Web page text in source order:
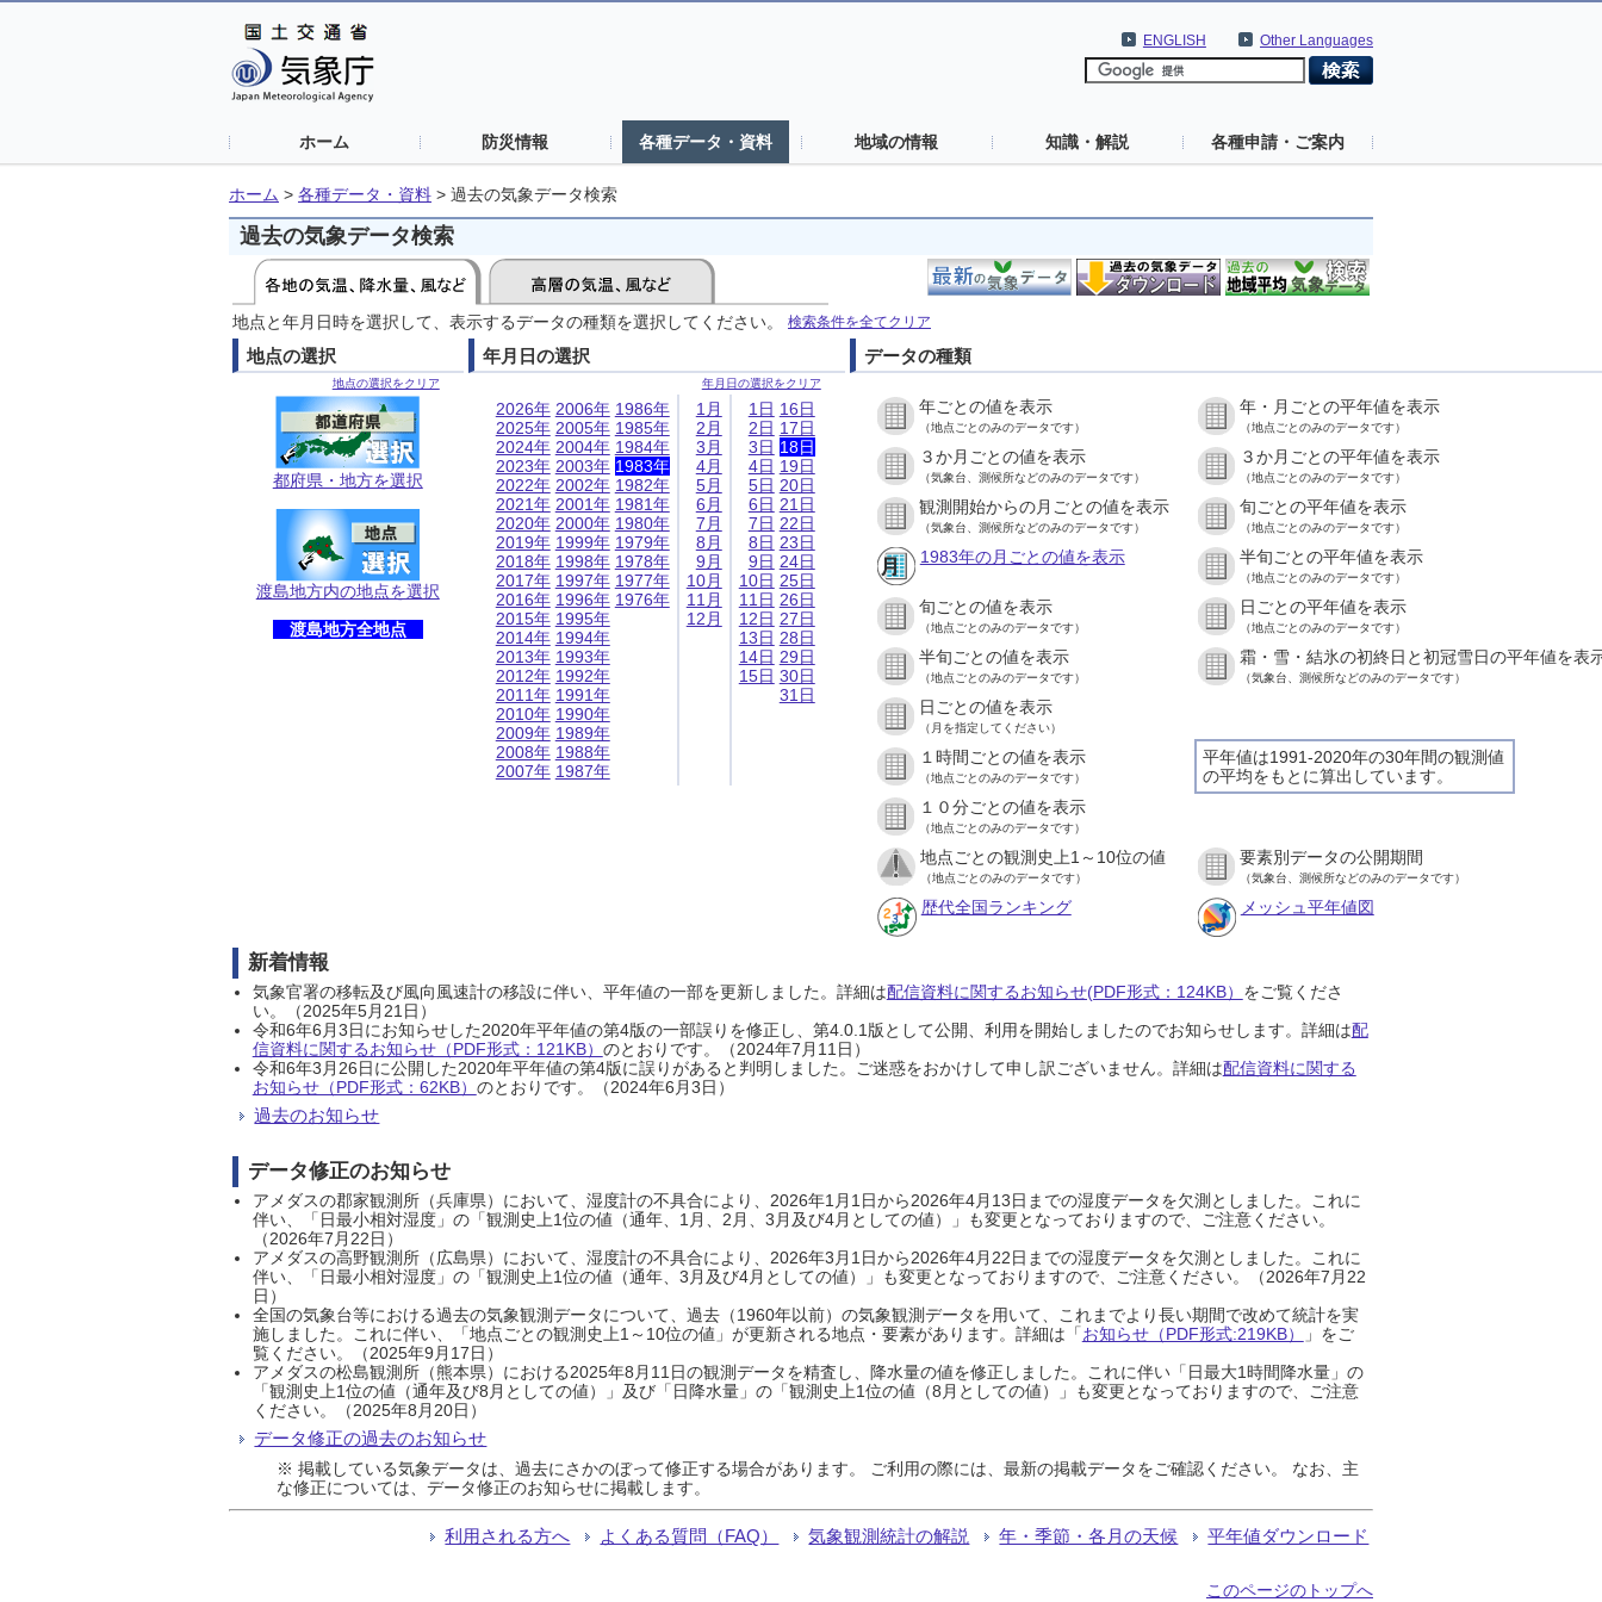
Other Languages
ENGLISH
ホーム 防災情報 各種データ・資料 地域の情報 知識・解説 各種申請・ご案内
ホーム > 各種データ・資料 > 過去の気象データ検索
過去の気象データ検索
地点と年月日時を選択して、表示するデータの種類を選択してください。 検索条件を全てクリア
地点の選択
地点の選択をクリア
都府県・地方を選択
渡島地方内の地点を選択
渡島地方全地点
年月日の選択
年月日の選択をクリア
2026年
2025年
2024年
2023年
2022年
2021年
2020年
2019年
2018年
2017年
2016年
2015年
2014年
2013年
2012年
2011年
2010年
2009年
2008年
2007年
2006年
2005年
2004年
2003年
2002年
2001年
2000年
1999年
1998年
1997年
1996年
1995年
1994年
1993年
1992年
1991年
1990年
1989年
1988年
1987年
1986年
1985年
1984年
1983年
1982年
1981年
1980年
1979年
1978年
1977年
1976年
1月
2月
3月
4月
5月
6月
7月
8月
9月
10月
11月
12月
1日
2日
3日
4日
5日
6日
7日
8日
9日
10日
11日
12日
13日
14日
15日
16日
17日
18日
19日
20日
21日
22日
23日
24日
25日
26日
27日
28日
29日
30日
31日
データの種類
年ごとの値を表示
（地点ごとのみのデータです）
年・月ごとの平年値を表示
（地点ごとのみのデータです）
３か月ごとの値を表示
（気象台、測候所などのみのデータです）
３か月ごとの平年値を表示
（地点ごとのみのデータです）
観測開始からの月ごとの値を表示
（気象台、測候所などのみのデータです）
旬ごとの平年値を表示
（地点ごとのみのデータです）
1983年の月ごとの値を表示 半旬ごとの平年値を表示
（地点ごとのみのデータです）
旬ごとの値を表示
（地点ごとのみのデータです）
日ごとの平年値を表示
（地点ごとのみのデータです）
半旬ごとの値を表示
（地点ごとのみのデータです）
霜・雪・結氷の初終日と初冠雪日の平年値を表
（気象台、測候所などのみのデータです）
日ごとの値を表示
（月を指定してください）
平年値は1991-2020年の30年間の観測値
の平均をもとに算出しています。
１時間ごとの値を表示
（地点ごとのみのデータです）
１０分ごとの値を表示
（地点ごとのみのデータです）
地点ごとの観測史上1～10位の値
（地点ごとのみのデータです）
要素別データの公開期間
（気象台、測候所などのみのデータです）
歴代全国ランキング メッシュ平年値図
新着情報
気象官署の移転及び風向風速計の移設に伴い、平年値の一部を更新しました。詳細は配信資料に関するお知らせ(PDF形式：124KB） をご覧くださ
い。（2025年5月21日）
令和6年6月3日にお知らせした2020年平年値の第4版の一部誤りを修正し、第4.0.1版として公開、利用を開始しましたのでお知らせします。詳細は配
信資料に関するお知らせ（PDF形式：121KB） のとおりです。（2024年7月11日）
令和6年3月26日に公開した2020年平年値の第4版に誤りがあると判明しました。ご迷惑をおかけして申し訳ございません。詳細は配信資料に関する
お知らせ（PDF形式：62KB） のとおりです。（2024年6月3日）
過去のお知らせ
データ修正のお知らせ
アメダスの郡家観測所（兵庫県）において、湿度計の不具合により、2026年1月1日から2026年4月13日までの湿度データを欠測としました。これに
伴い、「日最小相対湿度」の「観測史上1位の値（通年、1月、2月、3月及び4月としての値）」も変更となっておりますので、ご注意ください。
（2026年7月22日）
アメダスの高野観測所（広島県）において、湿度計の不具合により、2026年3月1日から2026年4月22日までの湿度データを欠測としました。これに
伴い、「日最小相対湿度」の「観測史上1位の値（通年、3月及び4月としての値）」も変更となっておりますので、ご注意ください。（2026年7月22
日）
全国の気象台等における過去の気象観測データについて、過去（1960年以前）の気象観測データを用いて、これまでより長い期間で改めて統計を実
施しました。これに伴い、「地点ごとの観測史上1～10位の値」が更新される地点・要素があります。詳細は「お知らせ（PDF形式:219KB）
」をご
覧ください。（2025年9月17日）
アメダスの松島観測所（熊本県）における2025年8月11日の観測データを精査し、降水量の値を修正しました。これに伴い「日最大1時間降水量」の
「観測史上1位の値（通年及び8月としての値）」及び「日降水量」の「観測史上1位の値（8月としての値）」も変更となっておりますので、ご注意
ください。（2025年8月20日）
データ修正の過去のお知らせ
※ 掲載している気象データは、過去にさかのぼって修正する場合があります。 ご利用の際には、最新の掲載データをご確認ください。 なお、主
な修正については、データ修正のお知らせに掲載します。
利用される方へ よくある質問（FAQ） 気象観測統計の解説 年・季節・各月の天候 平年値ダウンロード
このページのトップへ